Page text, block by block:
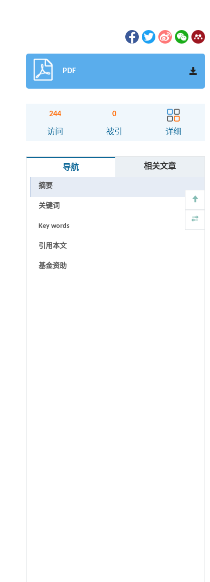
PDF
244
访问
0
被引 详细
导航 相关文章
摘要
关键词
Key words
引用本文
基金资助